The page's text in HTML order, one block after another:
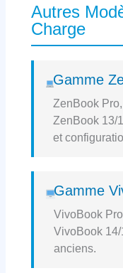
Autres
Charge
Gamme
ZenBook
ZenBook 13/
et
Gamme
VivoBook
VivoBook
anciens.